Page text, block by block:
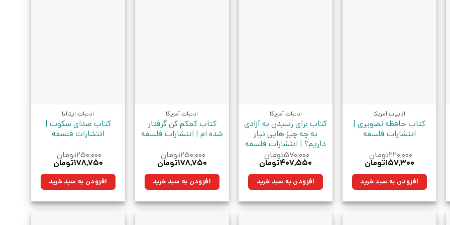
ادبیات آمریکا
کتاب حافظه تصویری |
انتشارات فلسفه
۲۲۰,۰۰۰تومان
قیمت
۲۲۰,۰۰۰تومان
بود.
۱۵۷,۳۰۰تومان
۱۵۷,۳۰۰تومان.افزودن به سبد خرید
ادبیات آمریکا
کتاب برای رسیدن به آزادی
به چه چیز هایی نیاز
داریم؟ | انتشارات فلسفه
۵۷۰,۰۰۰تومان
قیمت
۵۷۰,۰۰۰تومان
بود.
۴۰۷,۵۵۰تومانقیمت
۴۰۷,۵۵۰تومان.افزودن به سبد خرید
ادبیات آمریکا
کتاب کمکم کن گرفتار
شده ام | انتشارات فلسفه
۲۵۰,۰۰۰تومان
قیمت
۲۵۰,۰۰۰تومان
بود.
۱۷۸,۷۵۰تومان
۱۷۸,۷۵۰تومان.افزودن به سبد خرید
ادبیات ایتالیا
کتاب صدای سکوت |
انتشارات فلسفه
۲۵۰,۰۰۰تومان
قیمت
۲۵۰,۰۰۰تومان
بود.
۱۷۸,۷۵۰تومان
۱۷۸,۷۵۰تومان.افزودن به سبد خرید